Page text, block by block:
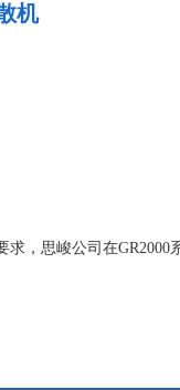
机
，思峻公司在